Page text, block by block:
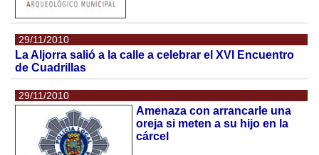
29/11/2010
La Aljorra salió a la calle a celebrar el XVI Encuentro
de Cuadrillas
29/11/2010
Amenaza con arrancarle una
oreja si meten a su hijo en la
cárcel